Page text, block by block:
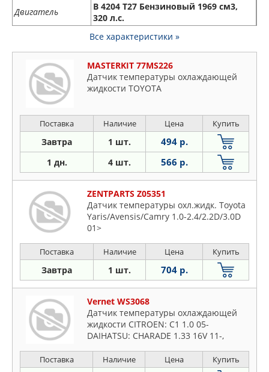
Двигатель
B 4204 T27 Бензиновый 1969 см3,
320 л.с.
Все характеристики »
MASTERKIT 77MS226
Датчик температуры охлаждающей
жидкости TOYOTA
Поставка Наличие Цена Купить
Завтра 1 шт. 494 р.
1 дн. 4 шт. 566 р.
ZENTPARTS Z05351
Датчик температуры охл.жидк. Toyota
Yaris/Avensis/Camry 1.0-2.4/2.2D/3.0D
01>
Поставка Наличие Цена Купить
Завтра 1 шт. 704 р.
Vernet WS3068
Датчик температуры охлаждающей
жидкости CITROEN: C1 1.0 05-
DAIHATSU: CHARADE 1.33 16V 11-,
ECO 4WD 06-, SIRION 1.0/1.3/1.3
Поставка Наличие Цена Купить